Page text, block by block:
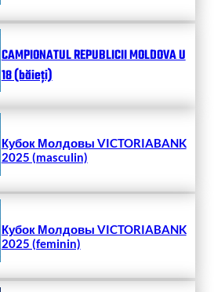
CAMPIONATUL REPUBLICII MOLDOVA U
18 (băieți)
Кубок Молдовы VICTORIABANK
2025 (masculin)
Кубок Молдовы VICTORIABANK
2025 (feminin)